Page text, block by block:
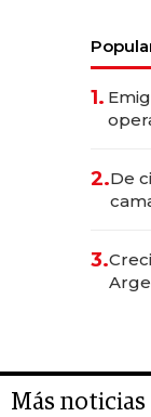
1.
2.De
3.
Más noticias